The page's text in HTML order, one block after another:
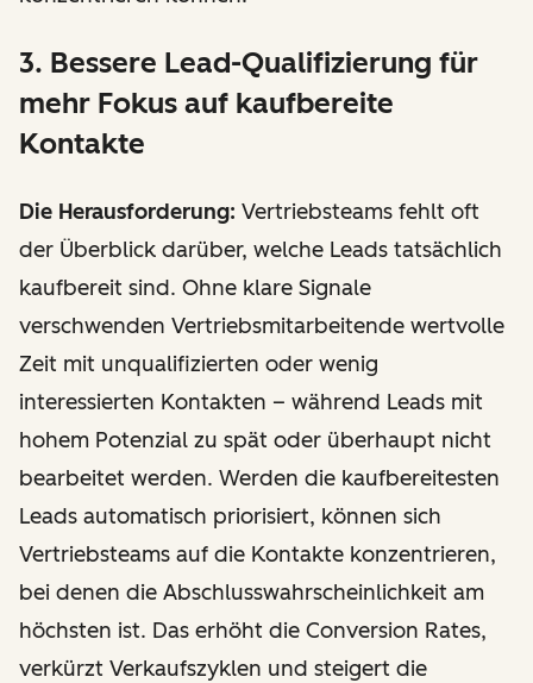
3. Bessere Lead-Qualifizierung für
mehr Fokus auf kaufbereite
Kontakte
Die Herausforderung: Vertriebsteams fehlt oft
der Überblick darüber, welche Leads tatsächlich
kaufbereit sind. Ohne klare Signale
verschwenden Vertriebsmitarbeitende wertvolle
Zeit mit unqualifizierten oder wenig
interessierten Kontakten – während Leads mit
hohem Potenzial zu spät oder überhaupt nicht
bearbeitet werden. Werden die kaufbereitesten
Leads automatisch priorisiert, können sich
Vertriebsteams auf die Kontakte konzentrieren,
bei denen die Abschlusswahrscheinlichkeit am
höchsten ist. Das erhöht die Conversion Rates,
verkürzt Verkaufszyklen und steigert die